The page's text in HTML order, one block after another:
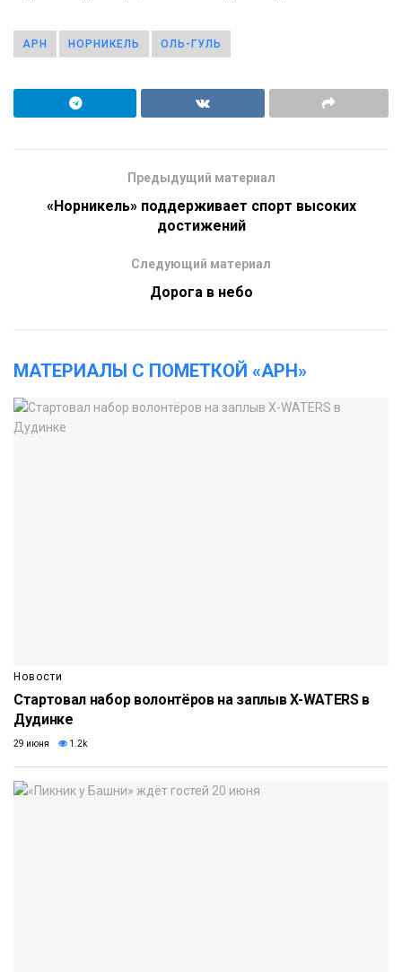
АРН НОРНИКЕЛЬ ОЛЬ-ГУЛЬ
Предыдущий материал
«Норникель» поддерживает спорт высоких
достижений
Следующий материал
Дорога в небо
МАТЕРИАЛЫ С ПОМЕТКОЙ «АРН»
Новости
Стартовал набор волонтёров на заплыв X-WATERS в
Дудинке
29 июня 1.2k